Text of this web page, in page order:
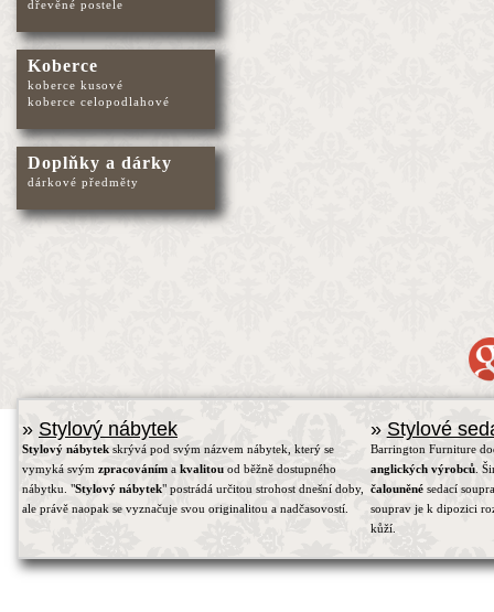
dřevěné postele
Koberce
koberce kusové
koberce celopodlahové
Doplňky a dárky
dárkové předměty
» Stylový nábytek
Stylový nábytek skrývá pod svým názvem nábytek, který se
vymyká svým zpracováním a kvalitou od běžně dostupného
nábytku. "Stylový nábytek" postrádá určitou strohost dnešní doby,
ale právě naopak se vyznačuje svou originalitou a nadčasovostí.
» Stylové
Barrington Furniture
anglických výrobců.
čalouněnésedací
souprav je k dipozici
kůží.